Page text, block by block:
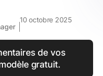
10 octobre 2025
de vos
gratuit.